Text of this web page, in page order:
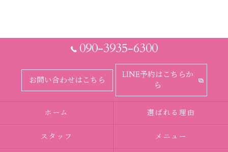
090-3935-6300
お問い合わせはこちら
LINE予約はこちらか
ら
ホーム 選ばれる理由
スタッフ メニュー